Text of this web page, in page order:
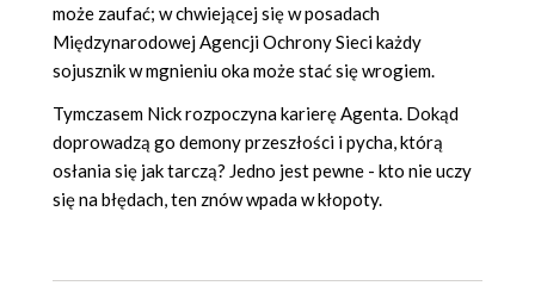
może zaufać; w chwiejącej się w posadach
Międzynarodowej Agencji Ochrony Sieci każdy
sojusznik w mgnieniu oka może stać się wrogiem.
Tymczasem Nick rozpoczyna karierę Agenta. Dokąd
doprowadzą go demony przeszłości i pycha, którą
osłania się jak tarczą? Jedno jest pewne - kto nie uczy
się na błędach, ten znów wpada w kłopoty.